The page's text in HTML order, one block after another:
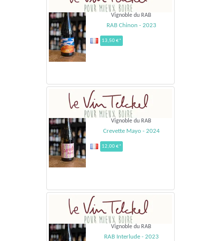
Vignoble du RAB
RAB Chinon - 2023
13,50 €*
Vignoble du RAB
Crevette Mayo - 2024
12,00 €*
Vignoble du RAB
RAB Interlude - 2023